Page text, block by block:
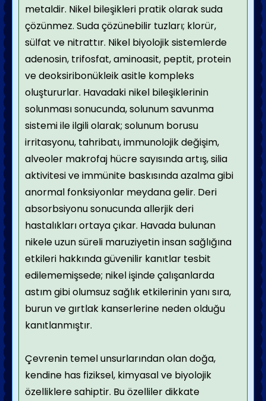
metaldir. Nikel bileşikleri pratik olarak suda
çözünmez. Suda çözünebilir tuzları; klorür,
sülfat ve nitrattır. Nikel biyolojik sistemlerde
adenosin, trifosfat, aminoasit, peptit, protein
ve deoksiribonükleik asitle kompleks
oluştururlar. Havadaki nikel bileşiklerinin
solunması sonucunda, solunum savunma
sistemi ile ilgili olarak; solunum borusu
irritasyonu, tahribatı, immunolojik değişim,
alveoler makrofaj hücre sayısında artış, silia
aktivitesi ve immünite baskısında azalma gibi
anormal fonksiyonlar meydana gelir. Deri
absorbsiyonu sonucunda allerjik deri
hastalıkları ortaya çıkar. Havada bulunan
nikele uzun süreli maruziyetin insan sağlığına
etkileri hakkında güvenilir kanıtlar tesbit
edilememişsede; nikel işinde çalışanlarda
astım gibi olumsuz sağlık etkilerinin yanı sıra,
burun ve gırtlak kanserlerine neden olduğu
kanıtlanmıştır.
Çevrenin temel unsurlarından olan doğa,
kendine has fiziksel, kimyasal ve biyolojik
özelliklere sahiptir. Bu özelliler dikkate